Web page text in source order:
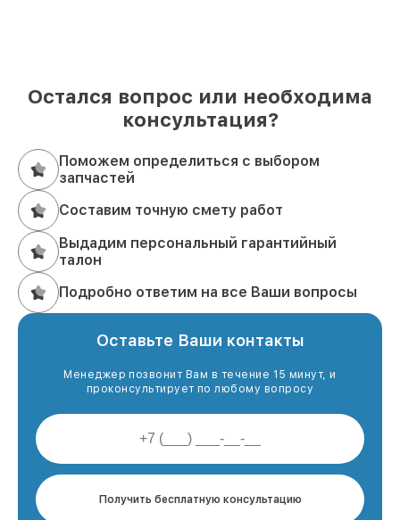
Остался вопрос или необходима
консультация?
Поможем определиться с выбором
запчастей
Составим точную смету работ
Выдадим персональный гарантийный
талон
Подробно ответим на все Ваши вопросы
Оставьте Ваши контакты
Менеджер позвонит Вам в течение 15 минут, и
проконсультирует по любому вопросу
Получить бесплатную консультацию